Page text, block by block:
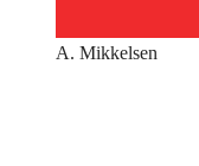
A. Mikkelsen